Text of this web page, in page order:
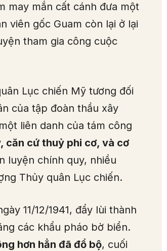
may mắn cất cánh đưa một
viên gốc Guam còn lại ở lại
tham gia công cuộc
Lục chiến Mỹ tương đối
của tập đoàn thầu xây
liên danh của tám công
căn cứ thuỷ phi cơ, và cơ
luyện chính quy, nhiều
Thủy quân Lục chiến.
11/12/1941, đẩy lùi thành
các khẩu pháo bờ biển.
hơn hẳn đã đổ bộ, cuối